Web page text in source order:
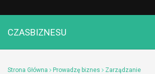
CZASBIZNESU
Strona Główna Prowadzę biznes Zarządzanie